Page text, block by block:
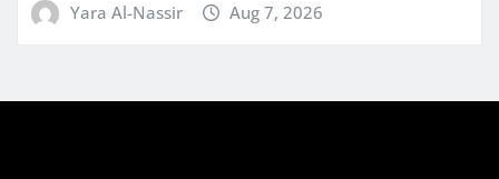
Yara Al-Nassir Aug 7, 2026